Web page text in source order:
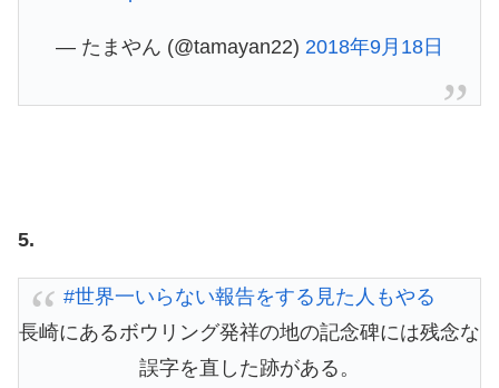
— たまやん (@tamayan22) 2018年9月18日
5.
#世界一いらない報告をする見た人もやる
長崎にあるボウリング発祥の地の記念碑には残念な
誤字を直した跡がある。